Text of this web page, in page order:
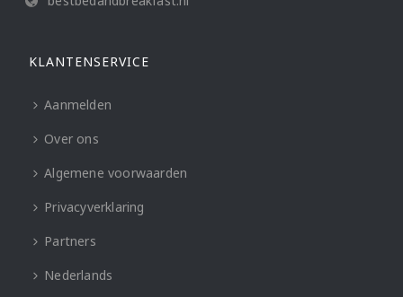
KLANTENSERVICE
Aanmelden
Over ons
Algemene voorwaarden
Privacyverklaring
Partners
Nederlands